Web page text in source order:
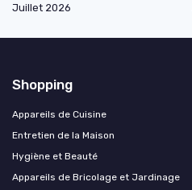
Juillet 2026
Shopping
Appareils de Cuisine
Entretien de la Maison
Hygiène et Beauté
Appareils de Bricolage et Jardinage